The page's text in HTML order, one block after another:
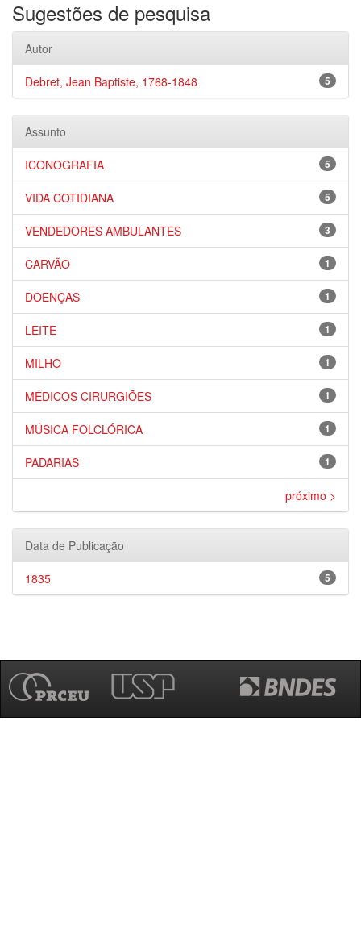
Sugestões de pesquisa
Autor
5
Debret, Jean Baptiste, 1768-1848
Assunto
5
ICONOGRAFIA
5
VIDA COTIDIANA
3
VENDEDORES AMBULANTES
1
CARVÃO
1
DOENÇAS
1
LEITE
1
MILHO
1
MÉDICOS CIRURGIÕES
1
MÚSICA FOLCLÓRICA
1
PADARIAS
próximo >
Data de Publicação
5
1835